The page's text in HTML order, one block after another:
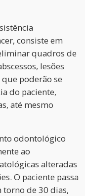
consiste em
quadros de
lesões
poderão se
do paciente,
até mesmo
odontológico
ao
alteradas
O paciente passa
torno de 30 dias,